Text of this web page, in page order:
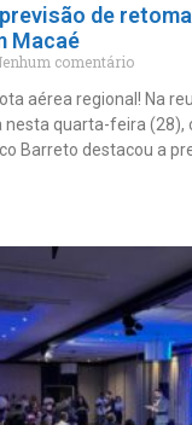
de
Macaé
comentário
aérea regional! Na
nesta quarta-feira (28),
Barreto destacou a